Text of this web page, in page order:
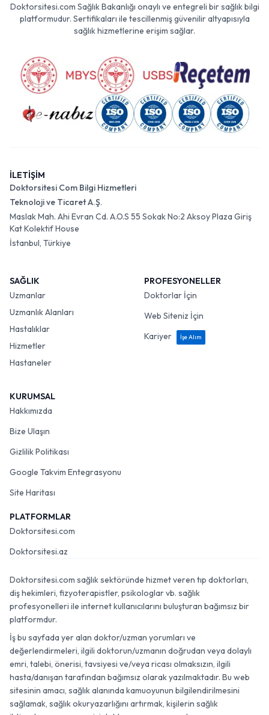
Doktorsitesi.com Sağlık Bakanlığı onaylı ve entegreli bir sağlık bilgi
platformudur. Sertifikaları ile tescillenmiş güvenilir altyapısıyla
sağlık hizmetlerine erişim sağlar.
İLETİŞİM
Doktorsitesi Com Bilgi Hizmetleri
Teknoloji ve Ticaret A.Ş.
Maslak Mah. Ahi Evran Cd. A.O.S 55 Sokak No:2 Aksoy Plaza Giriş
Kat Kolektif House
İstanbul, Türkiye
SAĞLIK
Uzmanlar
Uzmanlık Alanları
Hastalıklar
Hizmetler
Hastaneler
PROFESYONELLER
Doktorlar İçin
Web Siteniz İçin
Kariyer
İşe Alım
KURUMSAL
Hakkımızda
Bize Ulaşın
Gizlilik Politikası
Google Takvim Entegrasyonu
Site Haritası
PLATFORMLAR
Doktorsitesi.com
Doktorsitesi.az
Doktorsitesi.com sağlık sektöründe hizmet veren tıp doktorları,
diş hekimleri, fizyoterapistler, psikologlar vb. sağlık
profesyonelleri ile internet kullanıcılarını buluşturan bağımsız bir
platformdur.
İş bu sayfada yer alan doktor/uzman yorumları ve
değerlendirmeleri, ilgili doktorun/uzmanın doğrudan veya dolaylı
emri, talebi, önerisi, tavsiyesi ve/veya ricası olmaksızın, ilgili
hasta/danışan tarafından bağımsız olarak yazılmaktadır. Bu web
sitesinin amacı, sağlık alanında kamuoyunun bilgilendirilmesini
sağlamak, sağlık okuryazarlığını artırmak, kişilerin sağlık